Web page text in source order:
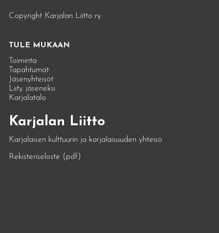
Copyright Karjalan Liitto ry
TULE MUKAAN
Toiminta
Tapahtumat
Jäsenyhteisöt
Liity jäseneksi
Karjalatalo
Karjalan Liitto
Karjalaisen kulttuurin ja karjalaisuuden yhteisö
Rekisteriseloste (pdf)